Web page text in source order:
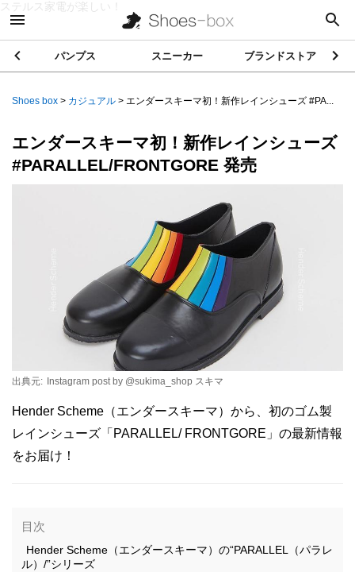
ステルス家電が楽しい！
パンプス スニーカー ブランドストア
Shoes box > カジュアル > エンダースキーマ初！新作レインシューズ #PA...
エンダースキーマ初！新作レインシューズ
#PARALLEL/FRONTGORE 発売
出典元: Instagram post by @sukima_shop スキマ
Hender Scheme（エンダースキーマ）から、初のゴム製
レインシューズ「PARALLEL/ FRONTGORE」の最新情報
をお届け！
目次
Hender Scheme（エンダースキーマ）の“PARALLEL（パラレ
ル）/”シリーズ